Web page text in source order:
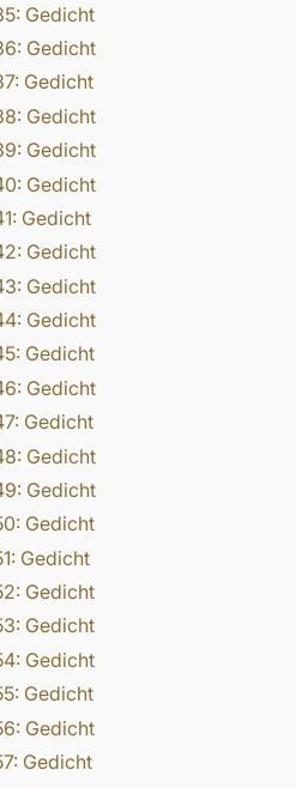
Gedicht
Gedicht
Gedicht
Gedicht
Gedicht
Gedicht
Gedicht
Gedicht
Gedicht
Gedicht
Gedicht
Gedicht
Gedicht
Gedicht
Gedicht
Gedicht
Gedicht
Gedicht
Gedicht
Gedicht
Gedicht
Gedicht
Gedicht